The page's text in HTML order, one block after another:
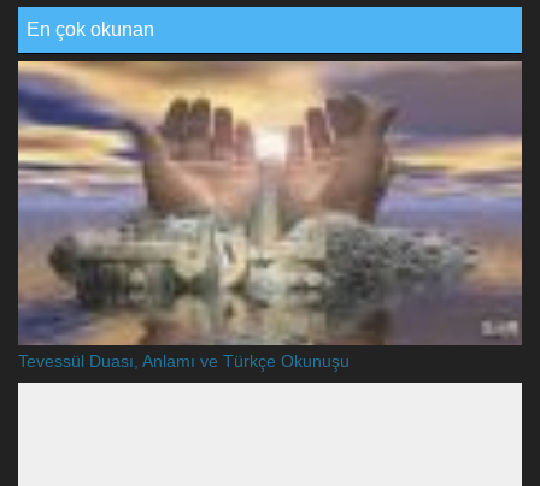
En çok okunan
Tevessül Duası, Anlamı ve Türkçe Okunuşu